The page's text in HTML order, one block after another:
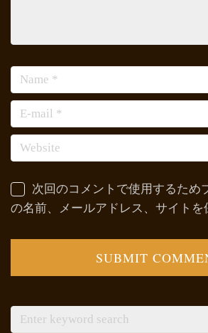
次回のコメントで使用するため
の名前、メールアドレス、サイトを